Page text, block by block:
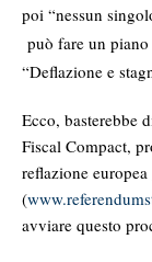
poi “nessun
può fare un
“Deflazione e
Ecco, basterebbe
Fiscal Compact,
reflazione
(
avviare questo